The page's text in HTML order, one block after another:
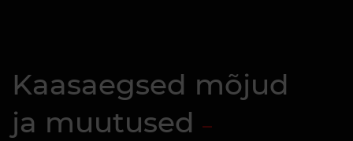
Kaasaegsed mõjud
ja muutused